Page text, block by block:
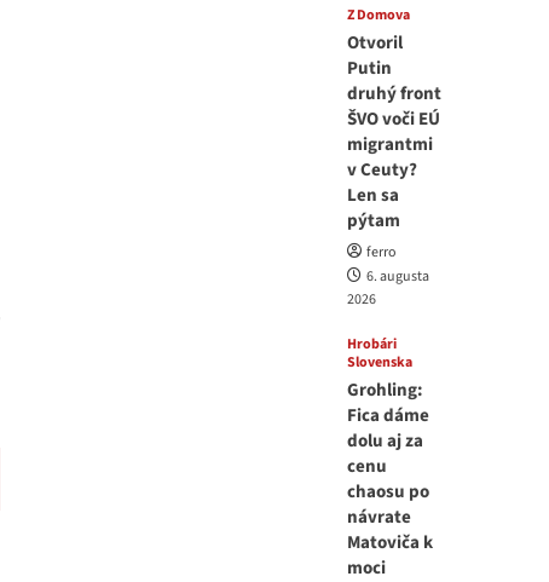
Z Domova
Otvoril
Putin
druhý front
ŠVO voči EÚ
migrantmi
v Ceuty?
Len sa
pýtam
ferro
6. augusta
2026
Hrobári
Slovenska
Grohling:
Fica dáme
dolu aj za
cenu
chaosu po
návrate
Matoviča k
moci